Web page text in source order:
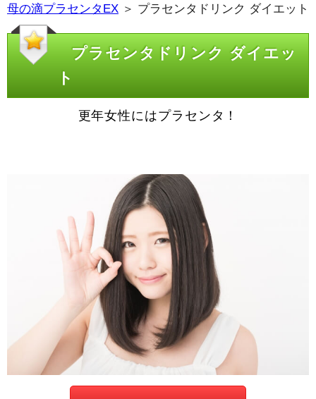
母の滴プラセンタEX ＞ プラセンタドリンク ダイエット
プラセンタドリンク ダイエッ
ト
更年女性にはプラセンタ！